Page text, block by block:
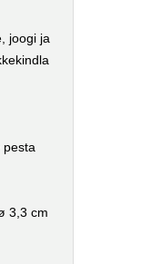
joogi ja
pesta
3,3 cm